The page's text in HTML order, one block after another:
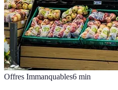
Offres Immanquables6 min